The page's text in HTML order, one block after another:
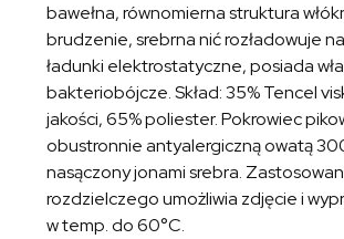
bawełna, równomierna struktura
brudzenie, srebrna nić rozładowuje
ładunki elektrostatyczne, posiada
bakteriobójcze. Skład: 35% Tencel
jakości, 65% poliester. Pokrowiec
obustronnie antyalergiczną owatą
nasączony jonami srebra.
rozdzielczego umożliwia zdjęcie i
w temp. do 60°C.